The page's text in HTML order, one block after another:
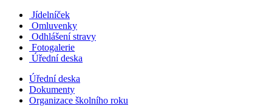
Jídelníček
Omluvenky
Odhlášení stravy
Fotogalerie
Úřední deska
Úřední deska
Dokumenty
Organizace školního roku